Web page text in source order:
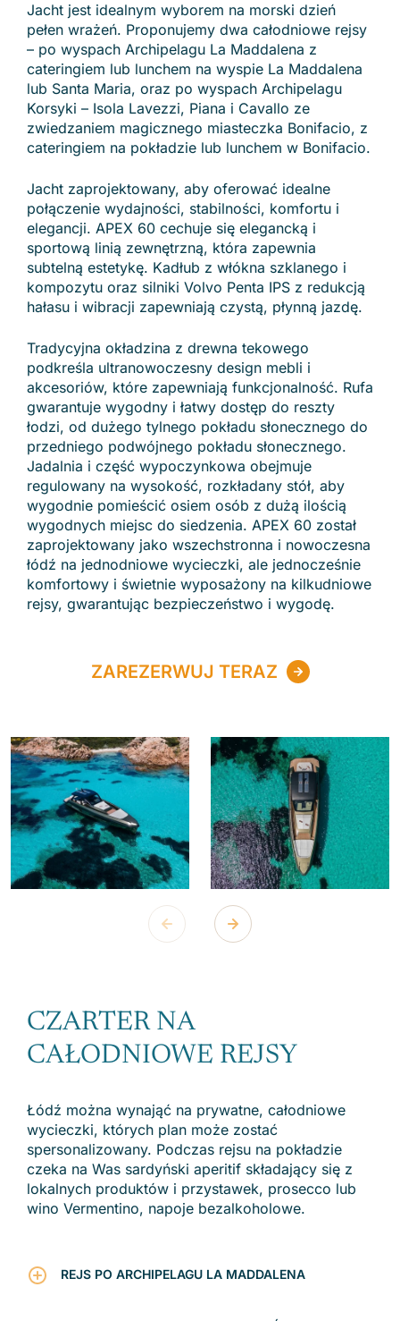
Jacht jest idealnym wyborem na morski dzień
pełen wrażeń. Proponujemy dwa całodniowe rejsy
– po wyspach Archipelagu La Maddalena z
cateringiem lub lunchem na wyspie La Maddalena
lub Santa Maria, oraz po wyspach Archipelagu
Korsyki – Isola Lavezzi, Piana i Cavallo ze
zwiedzaniem magicznego miasteczka Bonifacio, z
cateringiem na pokładzie lub lunchem w Bonifacio.
Jacht zaprojektowany, aby oferować idealne
połączenie wydajności, stabilności, komfortu i
elegancji. APEX 60 cechuje się elegancką i
sportową linią zewnętrzną, która zapewnia
subtelną estetykę. Kadłub z włókna szklanego i
kompozytu oraz silniki Volvo Penta IPS z redukcją
hałasu i wibracji zapewniają czystą, płynną jazdę.
Tradycyjna okładzina z drewna tekowego
podkreśla ultranowoczesny design mebli i
akcesoriów, które zapewniają funkcjonalność. Rufa
gwarantuje wygodny i łatwy dostęp do reszty
łodzi, od dużego tylnego pokładu słonecznego do
przedniego podwójnego pokładu słonecznego.
Jadalnia i część wypoczynkowa obejmuje
regulowany na wysokość, rozkładany stół, aby
wygodnie pomieścić osiem osób z dużą ilością
wygodnych miejsc do siedzenia. APEX 60 został
zaprojektowany jako wszechstronna i nowoczesna
łódź na jednodniowe wycieczki, ale jednocześnie
komfortowy i świetnie wyposażony na kilkudniowe
rejsy, gwarantując bezpieczeństwo i wygodę.
ZAREZERWUJ TERAZ
CZARTER NA
CAŁODNIOWE REJSY
Łódź można wynająć na prywatne, całodniowe
wycieczki, których plan może zostać
spersonalizowany. Podczas rejsu na pokładzie
czeka na Was sardyński aperitif składający się z
lokalnych produktów i przystawek, prosecco lub
wino Vermentino, napoje bezalkoholowe.
REJS PO ARCHIPELAGU LA MADDALENA